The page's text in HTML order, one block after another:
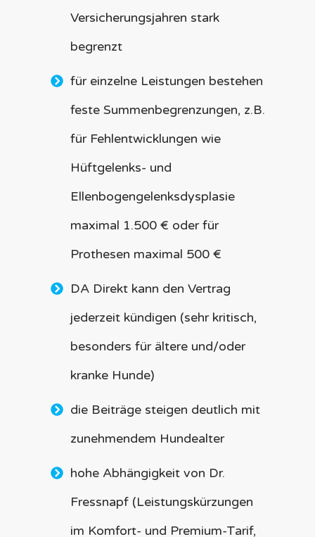
Versicherungsjahren stark
begrenzt
für einzelne Leistungen bestehen
feste Summenbegrenzungen, z.B.
für Fehlentwicklungen wie
Hüftgelenks- und
Ellenbogengelenksdysplasie
maximal 1.500 € oder für
Prothesen maximal 500 €
DA Direkt kann den Vertrag
jederzeit kündigen (sehr kritisch,
besonders für ältere und/oder
kranke Hunde)
die Beiträge steigen deutlich mit
zunehmendem Hundealter
hohe Abhängigkeit von Dr.
Fressnapf (Leistungskürzungen
im Komfort- und Premium-Tarif,